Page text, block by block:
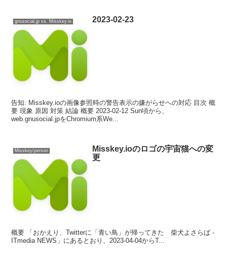
gnusocial.jp vs. Misskey.io 2023-02-23
告知: Misskey.ioの画像参照時の警告表示の嫌がらせへの対応 目次 概
要 現象 原因 対策 結論 概要 2023-02-12 Sun頃から、
web.gnusocial.jpをChromium系We...
Misskey/person
Misskey.ioのロゴの宇宙猫への変
更
概要 「おかえり、Twitterに「青い鳥」が帰ってきた 柴犬よさらば -
ITmedia NEWS」にあるとおり、2023-04-04からT...